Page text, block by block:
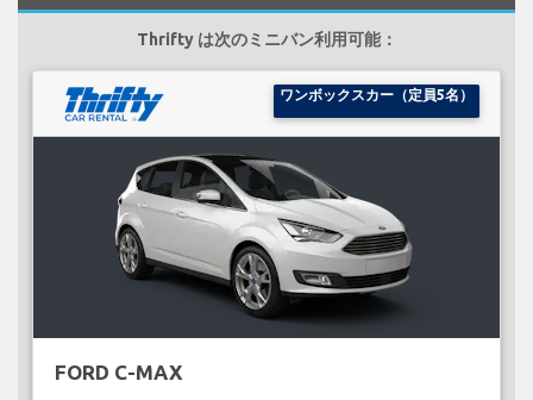
Thrifty は次のミニバン利用可能：
ワンボックスカー（定員5名）
FORD C-MAX